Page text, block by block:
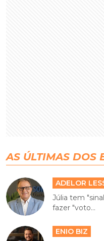
AS ÚLTIMAS DOS
ADELOR
Júlia tem
fazer "voto...
ENIO BIZ